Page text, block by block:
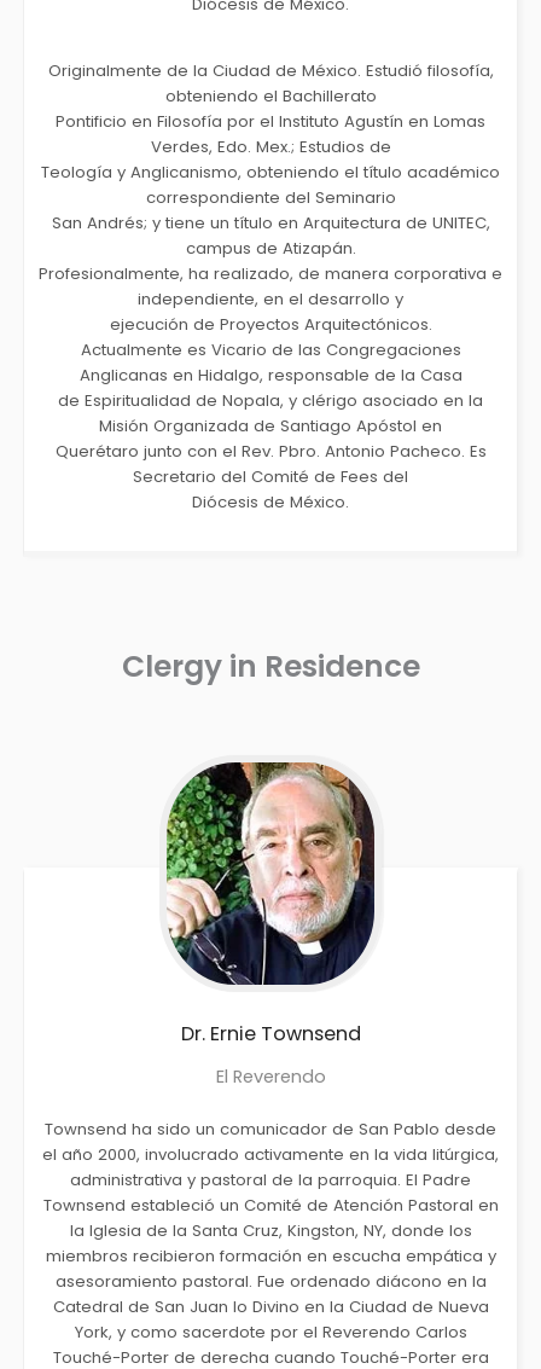
Originalmente de la Ciudad de México. Estudió filosofía,
obteniendo el Bachillerato
Pontificio en Filosofía por el Instituto Agustín en Lomas
Verdes, Edo. Mex.; Estudios de
Teología y Anglicanismo, obteniendo el título académico
correspondiente del Seminario
San Andrés; y tiene un título en Arquitectura de UNITEC,
campus de Atizapán.
Profesionalmente, ha realizado, de manera corporativa e
independiente, en el desarrollo y
ejecución de Proyectos Arquitectónicos.
Actualmente es Vicario de las Congregaciones
Anglicanas en Hidalgo, responsable de la Casa
de Espiritualidad de Nopala, y clérigo asociado en la
Misión Organizada de Santiago Apóstol en
Querétaro junto con el Rev. Pbro. Antonio Pacheco. Es
Secretario del Comité de Fees del
Diócesis de México.
Clergy in Residence
Dr. Ernie Townsend
El Reverendo
Townsend ha sido un comunicador de San Pablo desde
el año 2000, involucrado activamente en la vida litúrgica,
administrativa y pastoral de la parroquia. El Padre
Townsend estableció un Comité de Atención Pastoral en
la Iglesia de la Santa Cruz, Kingston, NY, donde los
miembros recibieron formación en escucha empática y
asesoramiento pastoral. Fue ordenado diácono en la
Catedral de San Juan lo Divino en la Ciudad de Nueva
York, y como sacerdote por el Reverendo Carlos
Touché-Porter de derecha cuando Touché-Porter era